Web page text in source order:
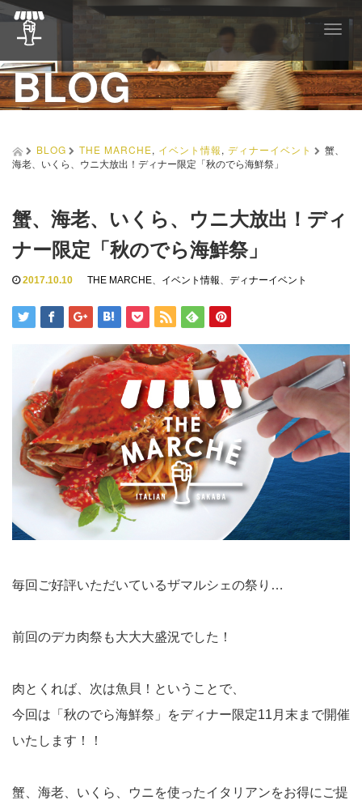
T
g
g
l
e
a
t
BLOG
BLOG THE MARCHE, イベント情報, ディナーイベント
蟹、
海老、いくら、ウニ大放出！ディナー限定「秋のでら海鮮祭」
蟹、海老、いくら、ウニ大放出！ディ
ナー限定「秋のでら海鮮祭」
2017.10.10 THE MARCHE、 イベント情報、 ディナーイベント
毎回ご好評いただいているザマルシェの祭り…
前回のデカ肉祭も大大大盛況でした！
肉とくれば、次は魚貝！ということで、
今回は「秋のでら海鮮祭」をディナー限定11月末まで開催
いたします！！
蟹、海老、いくら、ウニを使ったイタリアンをお得にご提